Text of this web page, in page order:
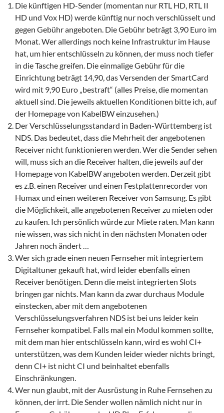
Die künftigen HD-Sender (momentan nur RTL HD, RTL II
HD und Vox HD) werde künftig nur noch verschlüsselt und
gegen Gebühr angeboten. Die Gebühr beträgt 3,90 Euro im
Monat. Wer allerdings noch keine Infrastruktur im Hause
hat, um hier entschlüsseln zu können, der muss noch tiefer
in die Tasche greifen. Die einmalige Gebühr für die
Einrichtung beträgt 14,90, das Versenden der SmartCard
wird mit 9,90 Euro „bestraft“ (alles Preise, die momentan
aktuell sind. Die jeweils aktuellen Konditionen bitte ich, auf
der Homepage von KabelBW einzusehen.)
Der Verschlüsselungsstandard in Baden-Württemberg ist
NDS. Das bedeutet, dass die Mehrheit der angebotenen
Receiver nicht funktionieren werden. Wer die Sender sehen
will, muss sich an die Receiver halten, die jeweils auf der
Homepage von KabelBW angeboten werden. Derzeit gibt
es z.B. einen Receiver und einen Festplattenrecorder von
Humax und einen weiteren Receiver von Samsung. Es gibt
die Möglichkeit, alle angebotenen Receiver zu mieten oder
zu kaufen. Ich persönlich würde zur Miete raten. Man kann
nie wissen, was sich nicht in den nächsten Monaten oder
Jahren noch ändert …
Wer sich grade einen neuen Fernseher mit integriertem
Digitaltuner gekauft hat, wird leider ebenfalls einen
Receiver benötigen. Denn die meist integrierten Slots
bringen gar nichts. Man kann da zwar durchaus Module
einstecken, aber mit dem angebotenen
Verschlüsselungsverfahren NDS ist bei uns leider kein
Fernseher kompatibel. Falls mal ein Modul kommen sollte,
mit dem man hier entschlüsseln kann, wird es wohl CI+
unterstützen, was dem Kunden leider wieder nichts bringt,
denn CI+ ist nicht CI und beinhaltet ebenfalls
Einschränkungen.
Wer nun glaubt, mit der Ausrüstung in Ruhe Fernsehen zu
können, der irrt. Die Sender wollen nämlich nicht nur in